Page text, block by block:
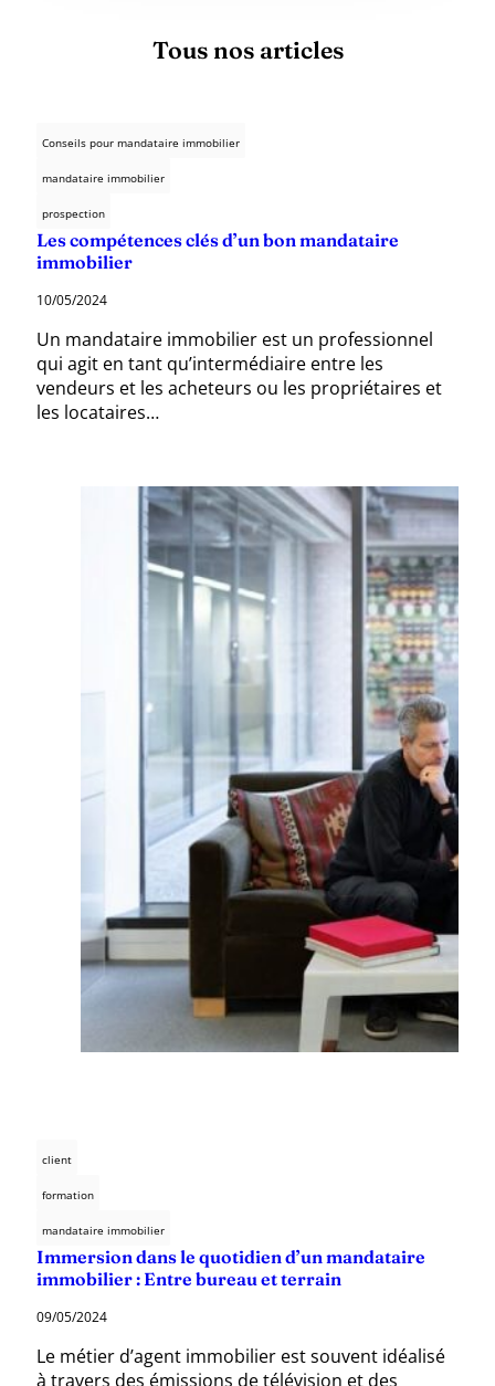
Tous nos articles
Conseils pour mandataire immobilier
mandataire immobilier
prospection
Les compétences clés d’un bon mandataire
immobilier
10/05/2024
Un mandataire immobilier est un professionnel
qui agit en tant qu’intermédiaire entre les
vendeurs et les acheteurs ou les propriétaires et
les locataires…
client
formation
mandataire immobilier
Immersion dans le quotidien d’un mandataire
immobilier : Entre bureau et terrain
09/05/2024
Le métier d’agent immobilier est souvent idéalisé
à travers des émissions de télévision et des